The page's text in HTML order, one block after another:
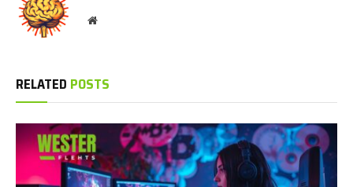
Website
RELATED POSTS